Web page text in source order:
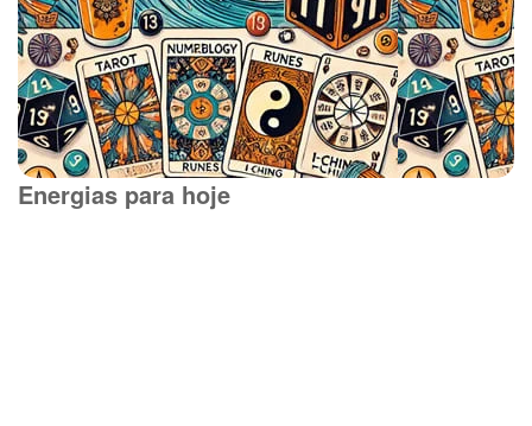
Energias para hoje